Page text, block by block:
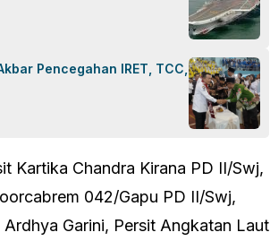
Pencegahan IRET, TCC,
Kartika Chandra Kirana PD II/Swj,
042/Gapu PD II/Swj,
Garini, Persit Angkatan Laut